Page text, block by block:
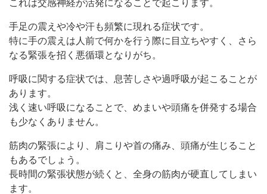
これは交感神経が活発になることで起こります。
手足の震えや冷や汗も頻繁に現れる症状です。
特に手の震えは人前で何かを行う際に目立ちやすく、さら
なる緊張を招く悪循環となりがち。
呼吸に関する症状では、息苦しさや過呼吸が起こることが
あります。
浅く速い呼吸になることで、めまいや頭痛を併発する場合
も少なくありません。
筋肉の緊張により、肩こりや首の痛み、頭痛が生じること
もあるでしょう。
長時間の緊張状態が続くと、全身の筋肉が硬直してしまい
ます。